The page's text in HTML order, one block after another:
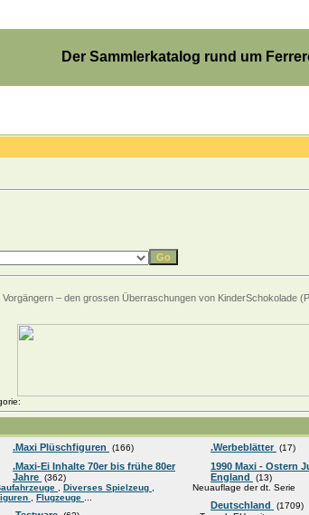
Der Sammlerkatalog rund um
– den grossen Überraschungen von KinderSchokolade
.Maxi Plüschfiguren (166)
.Maxi-Ei Inhalte 70er bis frühe 80er
Jahre (362)
Diverses Spielzeug
Flugzeuge
.Werbeblätter (17)
1990 Maxi - Ostern
England
(13)
Neuauflage der dt. Serie
Deutschland
(1709)